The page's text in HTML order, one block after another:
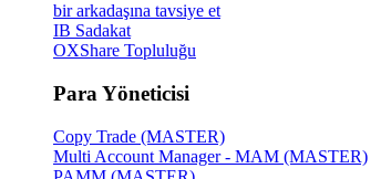
bir arkadaşına tavsiye et
IB Sadakat
OXShare Topluluğu
Para Yöneticisi
Copy Trade (MASTER)
Multi Account Manager - MAM (MASTER)